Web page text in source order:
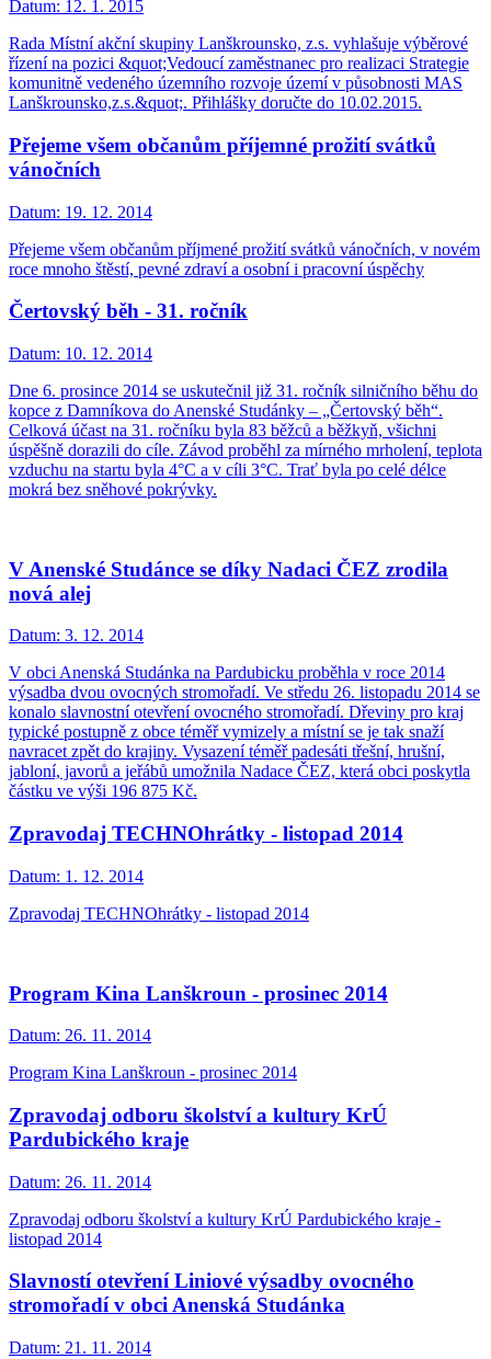
Datum: 12. 1. 2015
Rada Místní akční skupiny Lanškrounsko, z.s. vyhlašuje výběrové
řízení na pozici &quot;Vedoucí zaměstnanec pro realizaci Strategie
komunitně vedeného územního rozvoje území v působnosti MAS
Lanškrounsko,z.s.&quot;. Přihlášky doručte do 10.02.2015.
Přejeme všem občanům příjemné prožití svátků
vánočních
Datum: 19. 12. 2014
Přejeme všem občanům příjmené prožití svátků vánočních, v novém
roce mnoho štěstí, pevné zdraví a osobní i pracovní úspěchy
Čertovský běh - 31. ročník
Datum: 10. 12. 2014
Dne 6. prosince 2014 se uskutečnil již 31. ročník silničního běhu do
kopce z Damníkova do Anenské Studánky – „Čertovský běh“.
Celková účast na 31. ročníku byla 83 běžců a běžkyň, všichni
úspěšně dorazili do cíle. Závod proběhl za mírného mrholení, teplota
vzduchu na startu byla 4°C a v cíli 3°C. Trať byla po celé délce
mokrá bez sněhové pokrývky.
V Anenské Studánce se díky Nadaci ČEZ zrodila
nová alej
Datum: 3. 12. 2014
V obci Anenská Studánka na Pardubicku proběhla v roce 2014
výsadba dvou ovocných stromořadí. Ve středu 26. listopadu 2014 se
konalo slavnostní otevření ovocného stromořadí. Dřeviny pro kraj
typické postupně z obce téměř vymizely a místní se je tak snaží
navracet zpět do krajiny. Vysazení téměř padesáti třešní, hrušní,
jabloní, javorů a jeřábů umožnila Nadace ČEZ, která obci poskytla
částku ve výši 196 875 Kč.
Zpravodaj TECHNOhrátky - listopad 2014
Datum: 1. 12. 2014
Zpravodaj TECHNOhrátky - listopad 2014
Program Kina Lanškroun - prosinec 2014
Datum: 26. 11. 2014
Program Kina Lanškroun - prosinec 2014
Zpravodaj odboru školství a kultury KrÚ
Pardubického kraje
Datum: 26. 11. 2014
Zpravodaj odboru školství a kultury KrÚ Pardubického kraje -
listopad 2014
Slavností otevření Liniové výsadby ovocného
stromořadí v obci Anenská Studánka
Datum: 21. 11. 2014